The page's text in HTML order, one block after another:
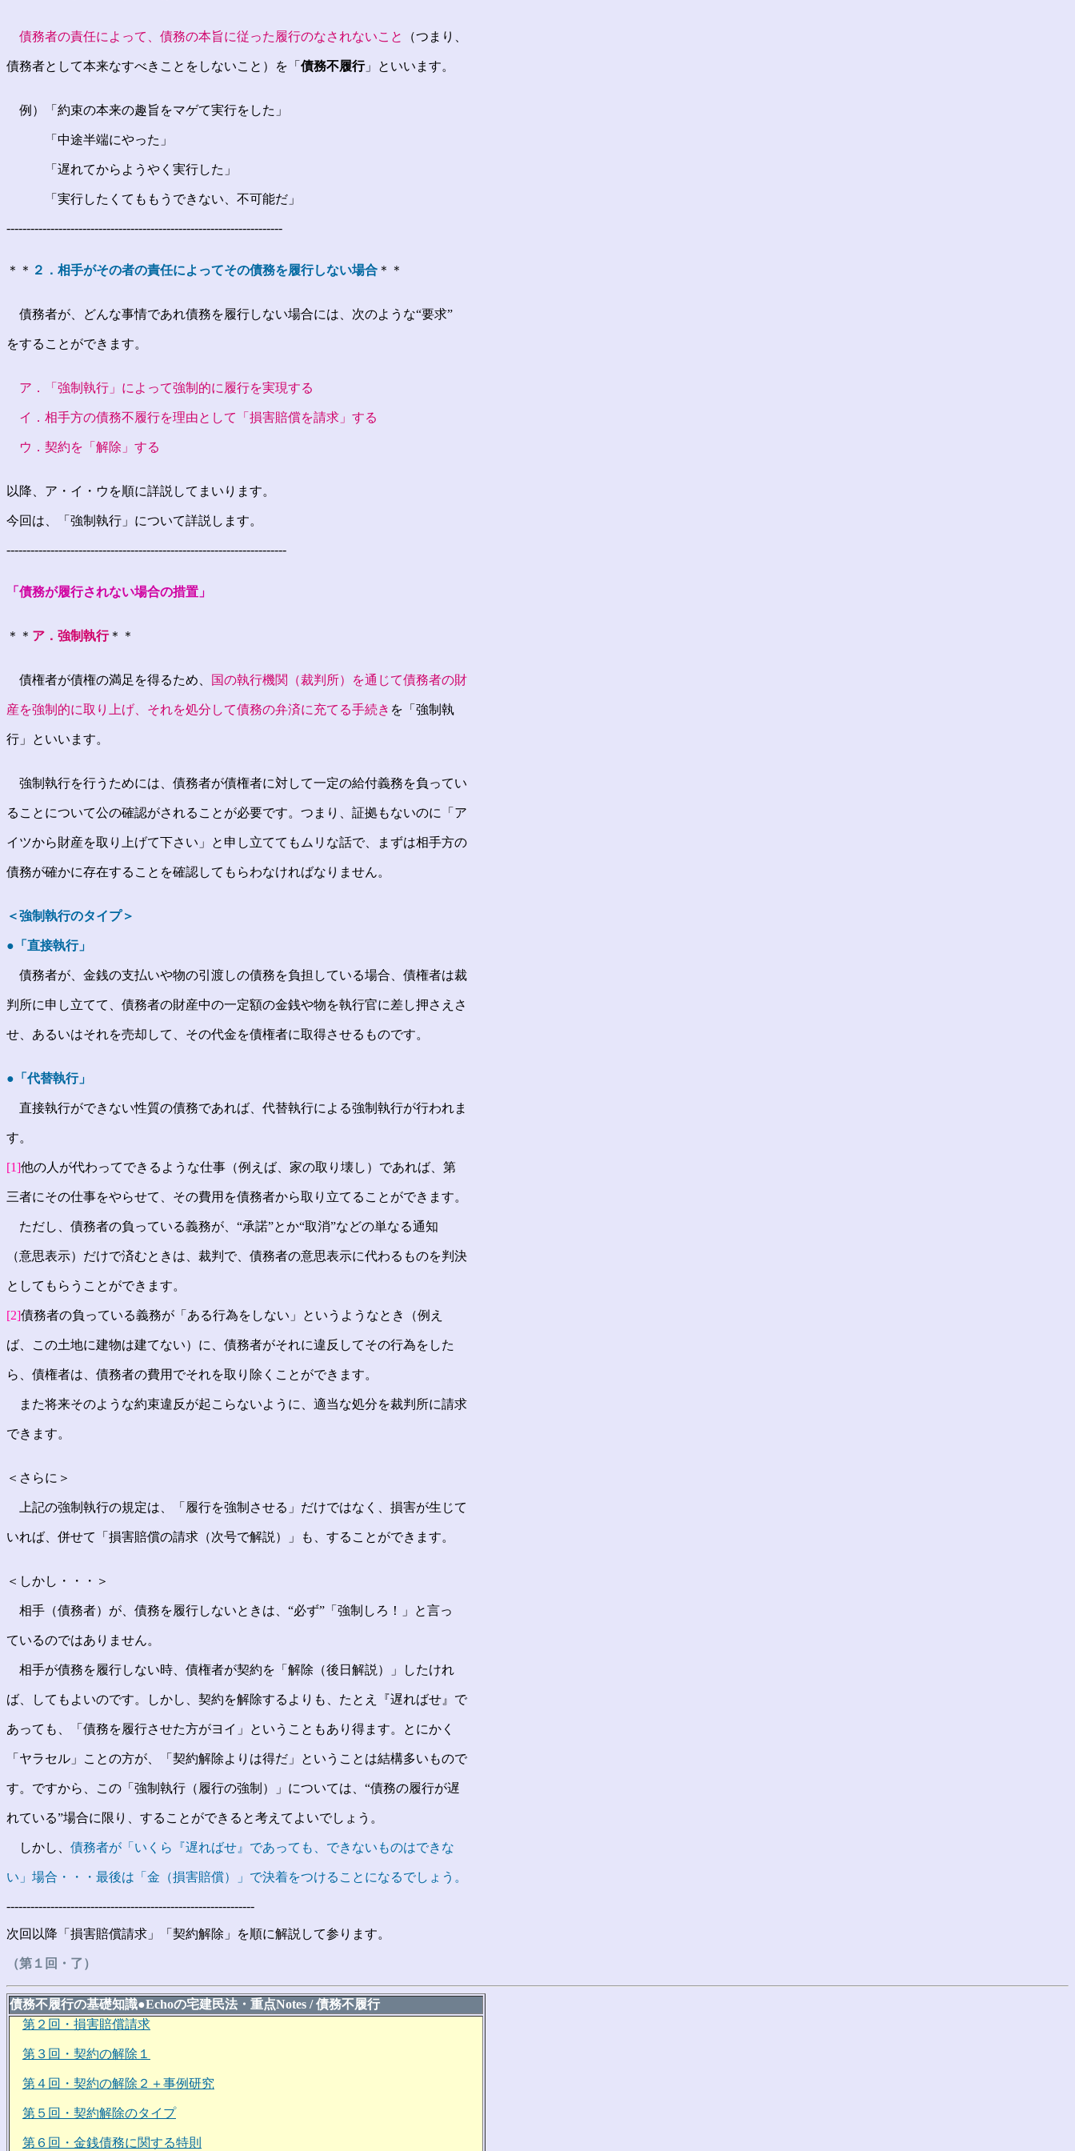
債務者の責任によって、債務の本旨に従った履行のなされないこと （つまり、
債務者として本来なすべきことをしないこと）を「 債務不履行」といいます。
例）「約束の本来の趣旨をマゲて実行をした」
「中途半端にやった」
「遅れてからようやく実行した」
「実行したくてももうできない、不可能だ」
---------------------------------------------------------------------
＊＊ ２．相手がその者の責任によってその債務を履行しない場合 ＊＊
債務者が、どんな事情であれ債務を履行しない場合には、次のような“要求”
をすることができます。
ア．「強制執行」によって強制的に履行を実現する
イ．相手方の債務不履行を理由として「損害賠償を請求」する
ウ．契約を「解除」する
以降、ア・イ・ウを順に詳説してまいります。
今回は、「強制執行」について詳説します。
----------------------------------------------------------------------
「債務が履行されない場合の措置」
＊＊ ア．強制執行＊＊
債権者が債権の満足を得るため、 国の執行機関（裁判所）を通じて債務者の財
産を強制的に取り上げ、それを処分して債務の弁済に充てる手続き を「強制執
行」といいます。
強制執行を行うためには、債務者が債権者に対して一定の給付義務を負ってい
ることについて公の確認がされることが必要です。つまり、証拠もないのに「ア
イツから財産を取り上げて下さい」と申し立ててもムリな話で、まずは相手方の
債務が確かに存在することを確認してもらわなければなりません。
＜強制執行のタイプ＞
●「直接執行」
債務者が、金銭の支払いや物の引渡しの債務を負担している場合、債権者は裁
判所に申し立てて、債務者の財産中の一定額の金銭や物を執行官に差し押さえさ
せ、あるいはそれを売却して、その代金を債権者に取得させるものです。
●「代替執行」
直接執行ができない性質の債務であれば、代替執行による強制執行が行われま
す。
[1]他の人が代わってできるような仕事（例えば、家の取り壊し）であれば、第
三者にその仕事をやらせて、その費用を債務者から取り立てることができます。
ただし、債務者の負っている義務が、“承諾”とか“取消”などの単なる通知
（意思表示）だけで済むときは、裁判で、債務者の意思表示に代わるものを判決
としてもらうことができます。
[2]債務者の負っている義務が「ある行為をしない」というようなとき（例え
ば、この土地に建物は建てない）に、債務者がそれに違反してその行為をした
ら、債権者は、債務者の費用でそれを取り除くことができます。
また将来そのような約束違反が起こらないように、適当な処分を裁判所に請求
できます。
＜さらに＞
上記の強制執行の規定は、「履行を強制させる」だけではなく、損害が生じて
いれば、併せて「損害賠償の請求（次号で解説）」も、することができます。
＜しかし・・・＞
相手（債務者）が、債務を履行しないときは、“必ず”「強制しろ！」と言っ
ているのではありません。
相手が債務を履行しない時、債権者が契約を「解除（後日解説）」したけれ
ば、してもよいのです。しかし、契約を解除するよりも、たとえ『遅ればせ』で
あっても、「債務を履行させた方がヨイ」ということもあり得ます。とにかく
「ヤラセル」ことの方が、「契約解除よりは得だ」ということは結構多いもので
す。ですから、この「強制執行（履行の強制）」については、“債務の履行が遅
れている”場合に限り、することができると考えてよいでしょう。
しかし、 債務者が「いくら『遅ればせ』であっても、できないものはできな
い」場合・・・最後は「金（損害賠償）」で決着をつけることになるでしょう。
--------------------------------------------------------------
次回以降「損害賠償請求」「契約解除」を順に解説して参ります。
（第１回・了）
債務不履行の基礎知識●Echoの宅建民法・重点Notes / 債務不履行
第２回・損害賠償請求
第３回・契約の解除１
第４回・契約の解除２＋事例研究
第５回・契約解除のタイプ
第６回・金銭債務に関する特則